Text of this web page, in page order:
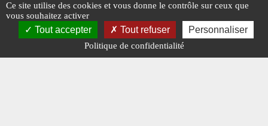
Ce site utilise des cookies et vous donne le contrôle sur ceux que
vous souhaitez activer
Tout accepter Tout refuser Personnaliser
Politique de confidentialité